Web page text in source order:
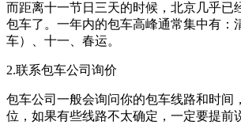
而距离十一节日三天的时候，北京几乎已
包车了。一年内的包车高峰通常集中有：
车）、十一、春运。
2.联系包车公司询价
包车公司一般会询问你的包车线路和时间
位，如果有些线路不太确定，一定要提前